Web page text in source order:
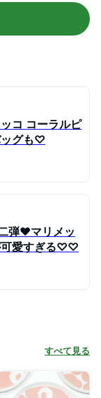
コ コーラルピ
グも♡
弾❤︎マリメッ
可愛すぎる♡♡
すべて見る